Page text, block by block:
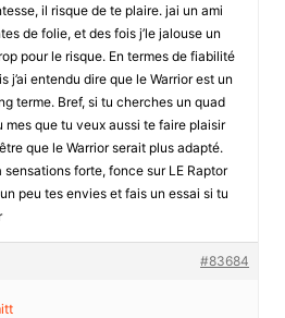
il risque de te plaire. jai un ami
de folie, et des fois j’le jalouse un
pour le risque. En termes de fiabilité
j’ai entendu dire que le Warrior est un
terme. Bref, si tu cherches un quad
mes que tu veux aussi te faire plaisir
que le Warrior serait plus adapté.
forte, fonce sur LE Raptor
peu tes envies et fais un essai si tu
#83684